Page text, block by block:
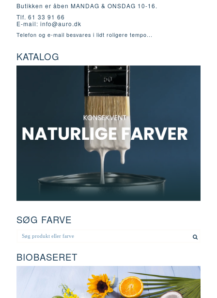
Butikken er åben MANDAG & ONSDAG 10-16.
Tlf. 61 33 91 66
E-mail: info@auro.dk
Telefon og e-mail besvares i lidt roligere tempo...
KATALOG
SØG FARVE
BIOBASERET